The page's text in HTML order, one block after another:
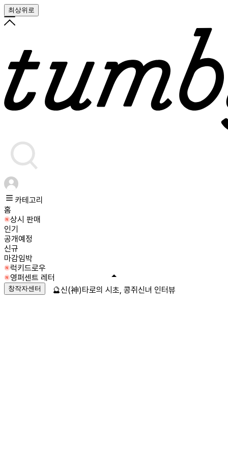
최상위로
카테고리
홈
상시 판매
인기
공개예정
신규
마감임박
럭키드로우
영퍼센트 레터
창작자센터 🔮신(神)타로의 시초, 콩쥐신녀 인터뷰